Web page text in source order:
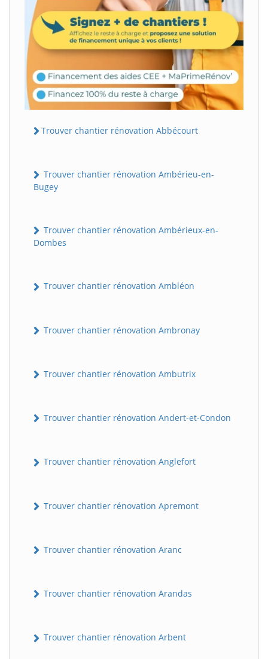
Trouver chantier rénovation Abbécourt
Trouver chantier rénovation Ambérieu-en-
Bugey
Trouver chantier rénovation Ambérieux-en-
Dombes
Trouver chantier rénovation Ambléon
Trouver chantier rénovation Ambronay
Trouver chantier rénovation Ambutrix
Trouver chantier rénovation Andert-et-Condon
Trouver chantier rénovation Anglefort
Trouver chantier rénovation Apremont
Trouver chantier rénovation Aranc
Trouver chantier rénovation Arandas
Trouver chantier rénovation Arbent